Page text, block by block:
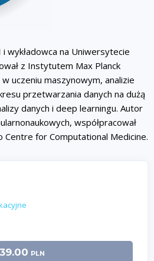
wykładowca na Uniwersytecie
z Instytutem Max Planck
uczeniu maszynowym, analizie
przetwarzania danych na dużą
danych i deep learningu. Autor
współpracował
Centre for Computational Medicine.
39.00 PLN